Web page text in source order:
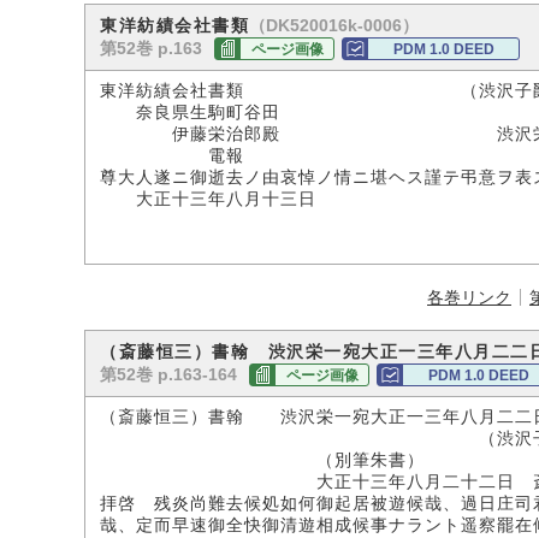
東洋紡績会社書類 （DK520016k-0006）
第52巻 p.163
ページ画像 PDM 1.0 DEED
東洋紡績会社書類 （渋沢子爵家
奈良県生駒町谷田
伊藤栄治郎殿 渋沢栄
電報
尊大人遂ニ御逝去ノ由哀悼ノ情ニ堪ヘス謹テ弔意ヲ表
大正十三年八月十三日
各巻リンク
（斎藤恒三）書翰 渋沢栄一宛大正一三年八月二二
第52巻 p.163-164 ページ画像 PDM 1.0 DEED
（斎藤恒三）書翰 渋沢栄一宛大正一三年八月二二
（渋沢子爵家所
（別筆朱書）
大正十三年八月二十二日 斎藤
拝啓 残炎尚難去候処如何御起居被遊候哉、過日庄司
哉、定而早速御全快御清遊相成候事ナラント遥察罷在